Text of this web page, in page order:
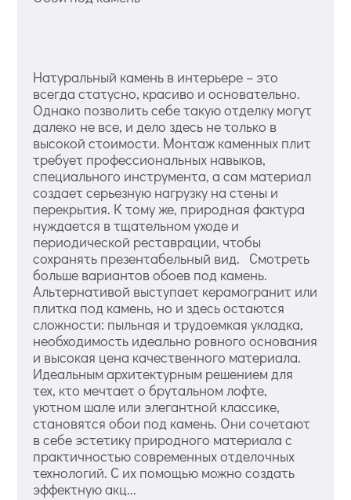
Натуральный камень в интерьере – это
всегда статусно, красиво и основательно.
Однако позволить себе такую отделку могут
далеко не все, и дело здесь не только в
высокой стоимости. Монтаж каменных плит
требует профессиональных навыков,
специального инструмента, а сам материал
создает серьезную нагрузку на стены и
перекрытия. К тому же, природная фактура
нуждается в тщательном уходе и
периодической реставрации, чтобы
сохранять презентабельный вид. Смотреть
больше вариантов обоев под камень.
Альтернативой выступает керамогранит или
плитка под камень, но и здесь остаются
сложности: пыльная и трудоемкая укладка,
необходимость идеально ровного основания
и высокая цена качественного материала.
Идеальным архитектурным решением для
тех, кто мечтает о брутальном лофте,
уютном шале или элегантной классике,
становятся обои под камень. Они сочетают
в себе эстетику природного материала с
практичностью современных отделочных
технологий. С их помощью можно создать
эффектную акц...